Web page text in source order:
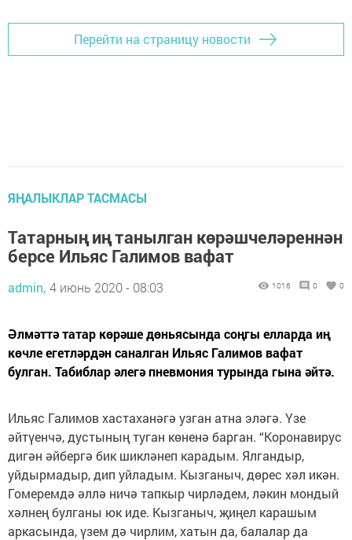
Перейти на страницу новости
ЯҢАЛЫКЛАР ТАСМАСЫ
Татарның иң танылган көрәшчеләреннән
берсе Ильяс Галимов вафат
admin, 4 июнь 2020 - 08:03 1016 0 0
Әлмәттә татар көрәше дөньясында соңгы елларда иң
көчле егетләрдән саналган Ильяс Галимов вафат
булган. Табиблар әлегә пневмония турында гына әйтә.
Ильяс Галимов хастаханәгә узган атна эләгә. Үзе
әйтүенчә, дустының туган көненә барган. “Коронавирус
дигән әйбергә бик шикләнеп карадым. Ялгандыр,
уйдырмадыр, дип уйладым. Кызганыч, дөрес хәл икән.
Гомеремдә әллә ничә тапкыр чирләдем, ләкин мондый
хәлнең булганы юк иде. Кызганыч, җиңел карашым
аркасында, үзем дә чирлим, хатын да, балалар да